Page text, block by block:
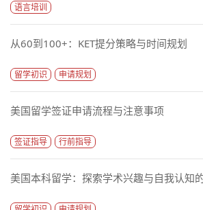
语言培训
从60到100+：KET提分策略与时间规划
留学初识 申请规划
美国留学签证申请流程与注意事项
签证指导 行前指导
美国本科留学：探索学术兴趣与自我认知